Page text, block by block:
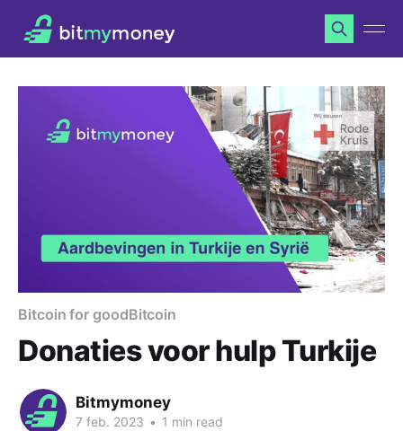
Bitcoin for goodBitcoin
Donaties voor hulp Turkije
Bitmymoney
7 feb. 2023 • 1 min read